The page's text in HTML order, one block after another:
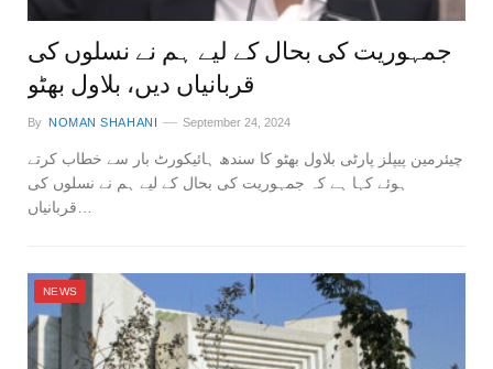
جمہوریت کی بحال کے لیے ہم نے نسلوں کی
قربانیاں دیں، بلاول بھٹو
By NOMAN SHAHANI September 24, 2024
چیئرمین پیپلز پارٹی بلاول بھٹو کا سندھ ہائیکورٹ بار سے خطاب کرتے
ہوئے کہا ہے کہ جمہوریت کی بحال کے لیے ہم نے نسلوں کی
قربانیاں…
NEWS